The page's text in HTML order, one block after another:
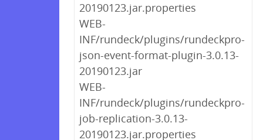
20190123.jar.properties
WEB-
INF/rundeck/plugins/rundeckpro-
json-event-format-plugin-3.0.13-
20190123.jar
WEB-
INF/rundeck/plugins/rundeckpro-
job-replication-3.0.13-
20190123.jar.properties